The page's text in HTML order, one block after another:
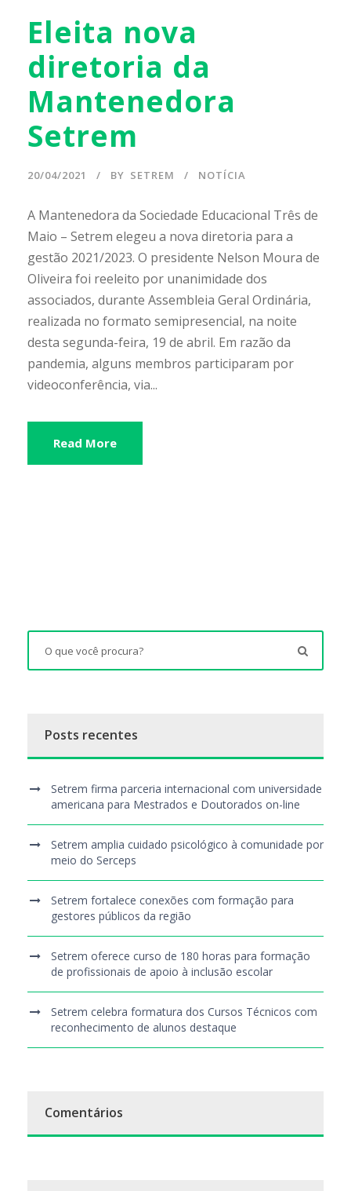
Eleita nova
diretoria da
Mantenedora
Setrem
20/04/2021 BY SETREM NOTÍCIA
A Mantenedora da Sociedade Educacional Três de
Maio – Setrem elegeu a nova diretoria para a
gestão 2021/2023. O presidente Nelson Moura de
Oliveira foi reeleito por unanimidade dos
associados, durante Assembleia Geral Ordinária,
realizada no formato semipresencial, na noite
desta segunda-feira, 19 de abril. Em razão da
pandemia, alguns membros participaram por
videoconferência, via...
Read More
Posts recentes
Setrem firma parceria internacional com universidade
americana para Mestrados e Doutorados on-line
Setrem amplia cuidado psicológico à comunidade por
meio do Serceps
Setrem fortalece conexões com formação para
gestores públicos da região
Setrem oferece curso de 180 horas para formação
de profissionais de apoio à inclusão escolar
Setrem celebra formatura dos Cursos Técnicos com
reconhecimento de alunos destaque
Comentários